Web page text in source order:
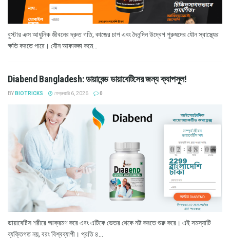
বুস্টার এক্স আধুনিক জীবনের দ্রুত গতি, কাজের চাপ এবং দৈনন্দিন উদ্বেগ পুরুষদের যৌন স্বাস্থ্যের
ক্ষতি করতে পারে। যৌন আকাঙ্ক্ষা কমে...
Diabend Bangladesh: ডায়াবেন্ড ডায়াবেটিসের জন্য ক্যাপসুল!
BY BIOTRICKS ফেব্রুয়ারি 6, 2026 0
ডায়াবেটিস শরীরে আক্রমণ করে এবং এটিকে ভেতর থেকে নষ্ট করতে শুরু করে। এই সমস্যাটি
ব্যক্তিগত নয়, বরং বিশ্বব্যাপী। প্রতি ৪...